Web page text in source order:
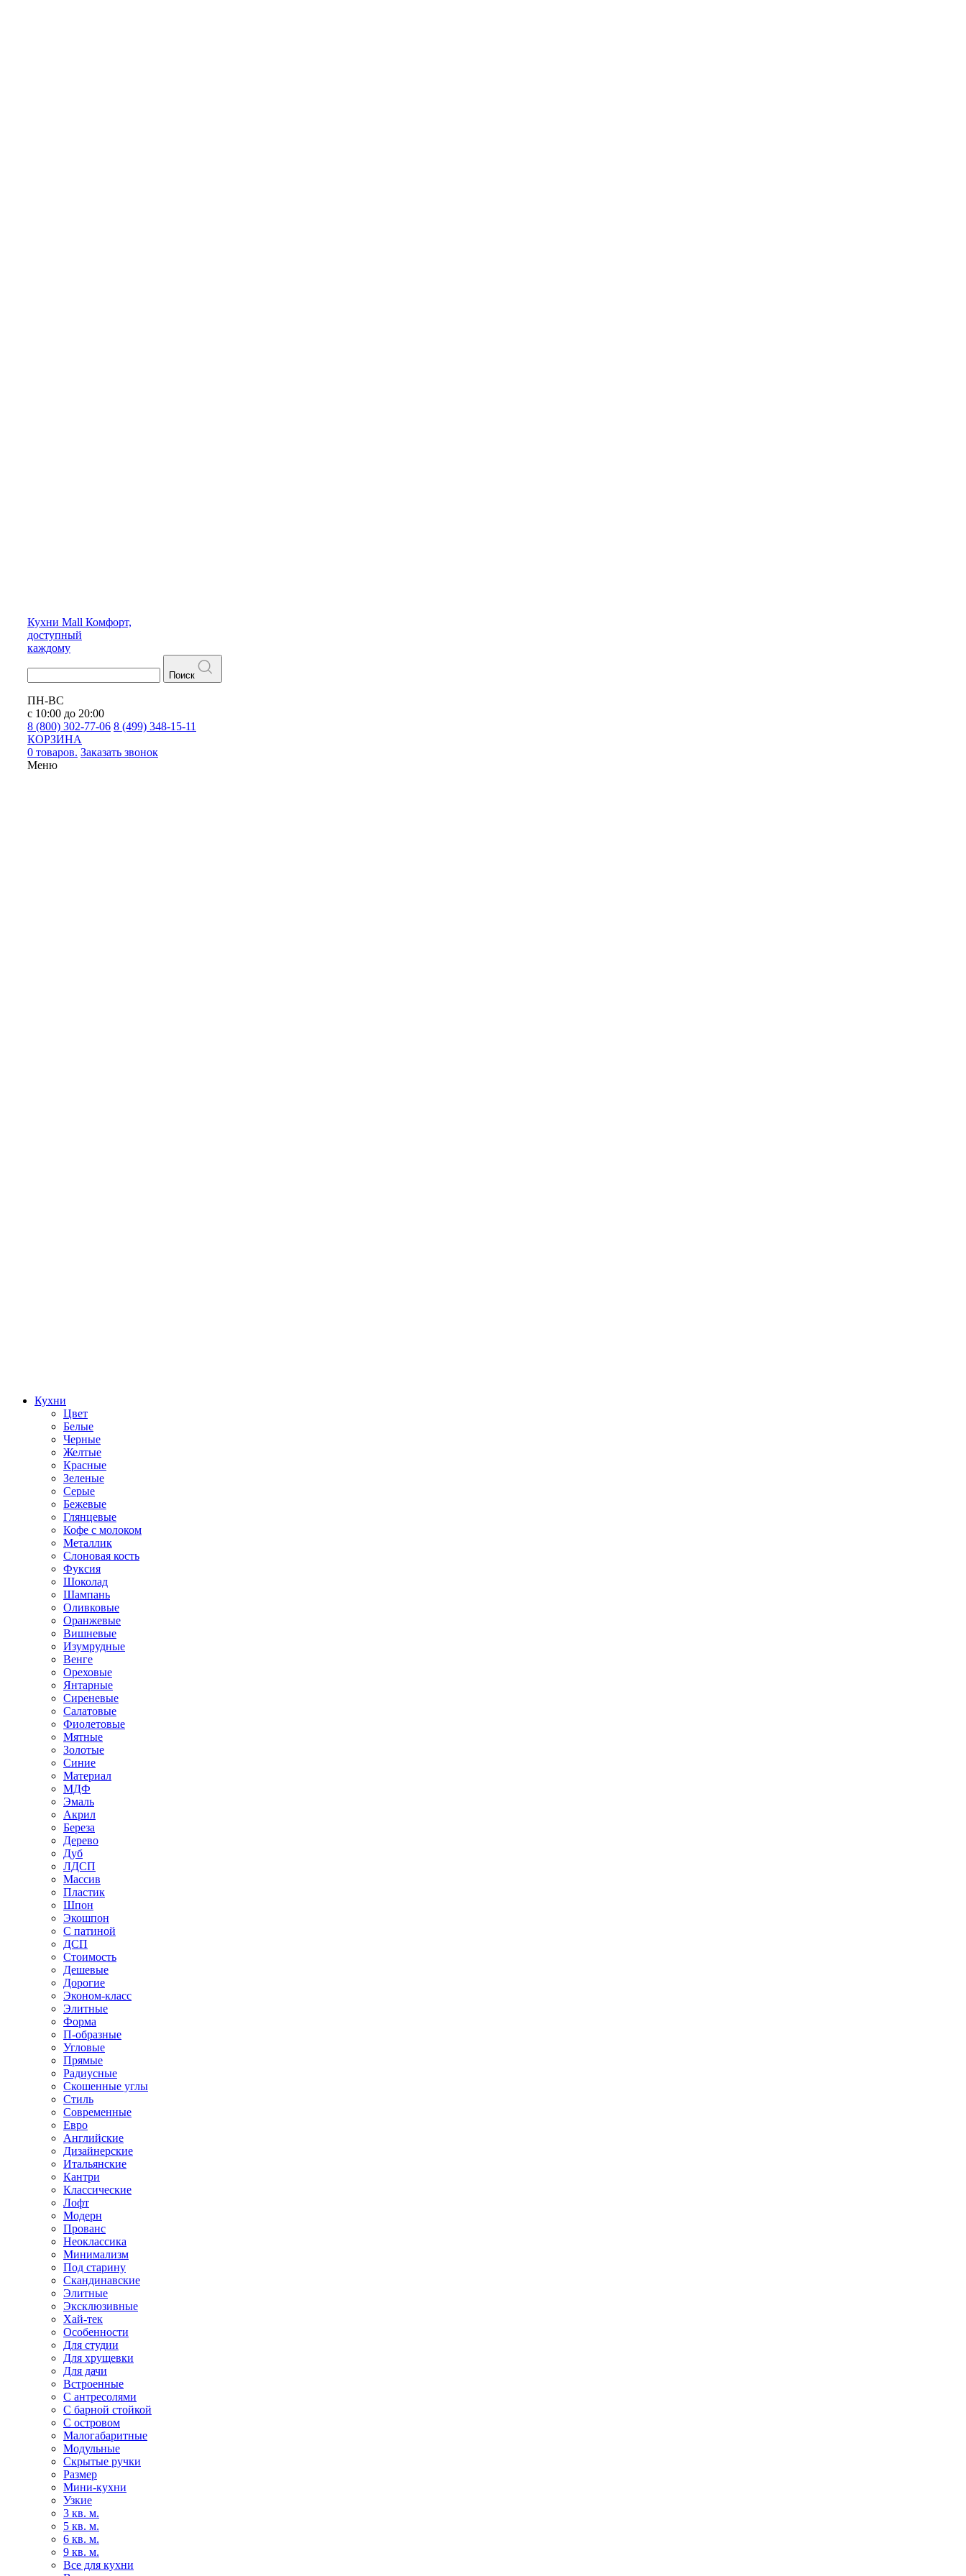
Кухни Mall Комфорт,
доступный
каждому
Поиск
ПН-ВС
с 10:00 до 20:00
8 (800) 302-77-06 8 (499) 348-15-11
КОРЗИНА
0 товаров. Заказать звонок
Меню
Кухни
Цвет
Белые
Черные
Желтые
Красные
Зеленые
Серые
Бежевые
Глянцевые
Кофе с молоком
Металлик
Слоновая кость
Фуксия
Шоколад
Шампань
Оливковые
Оранжевые
Вишневые
Изумрудные
Венге
Ореховые
Янтарные
Сиреневые
Салатовые
Фиолетовые
Мятные
Золотые
Синие
Материал
МДФ
Эмаль
Акрил
Береза
Дерево
Дуб
ЛДСП
Массив
Пластик
Шпон
Экошпон
С патиной
ДСП
Стоимость
Дешевые
Дорогие
Эконом-класс
Элитные
Форма
П-образные
Угловые
Прямые
Радиусные
Скошенные углы
Стиль
Современные
Евро
Английские
Дизайнерские
Итальянские
Кантри
Классические
Лофт
Модерн
Прованс
Неоклассика
Минимализм
Под старину
Скандинавские
Элитные
Эксклюзивные
Хай-тек
Особенности
Для студии
Для хрущевки
Для дачи
Встроенные
С антресолями
С барной стойкой
С островом
Малогабаритные
Модульные
Скрытые ручки
Размер
Мини-кухни
Узкие
3 кв. м.
5 кв. м.
6 кв. м.
9 кв. м.
Все для кухни